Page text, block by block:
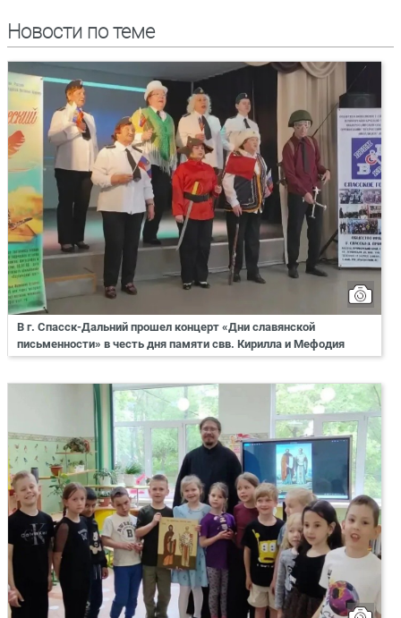
Новости по теме
В г. Спасск-Дальний прошел концерт «Дни славянской
письменности» в честь дня памяти свв. Кирилла и Мефодия